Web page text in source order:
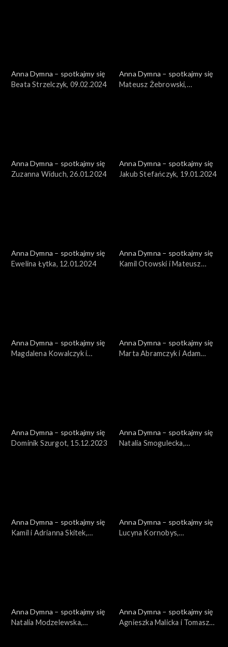
Anna Dymna – spotkajmy się
Beata Strzelczyk, 09.02.2024
Anna Dymna – spotkajmy się
Mateusz Żebrowski,
Anna Dymna – spotkajmy się
Zuzanna Widuch, 26.01.2024
Anna Dymna – spotkajmy się
Jakub Stefańczyk, 19.01.2024
Anna Dymna – spotkajmy się
Ewelina Łytka, 12.01.2024
Anna Dymna – spotkajmy się
Kamil Otowski i Mateusz
Anna Dymna – spotkajmy się
Magdalena Kowalczyk i
Anna Dymna – spotkajmy się
Marta Abramczyk i Adam
Anna Dymna – spotkajmy się
Dominik Szurgot, 15.12.2023
Anna Dymna – spotkajmy się
Natalia Smogulecka,
Anna Dymna – spotkajmy się
Kamil i Adrianna Skitek,
Anna Dymna – spotkajmy się
Lucyna Kornobys,
Anna Dymna – spotkajmy się
Natalia Modzelewska,
Anna Dymna – spotkajmy się
Agnieszka Malicka i Tomasz